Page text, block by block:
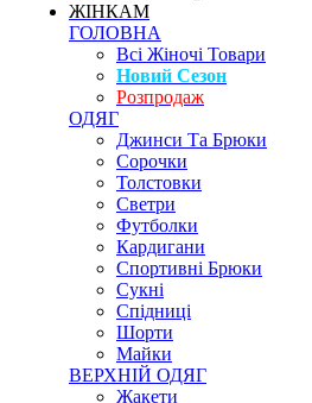
ЖІНКАМ
ГОЛОВНА
Всі Жіночі Товари
Новий Сезон
Розпродаж
ОДЯГ
Джинси Та Брюки
Сорочки
Толстовки
Светри
Футболки
Кардигани
Спортивні Брюки
Сукні
Спідниці
Шорти
Майки
ВЕРХНІЙ ОДЯГ
Жакети